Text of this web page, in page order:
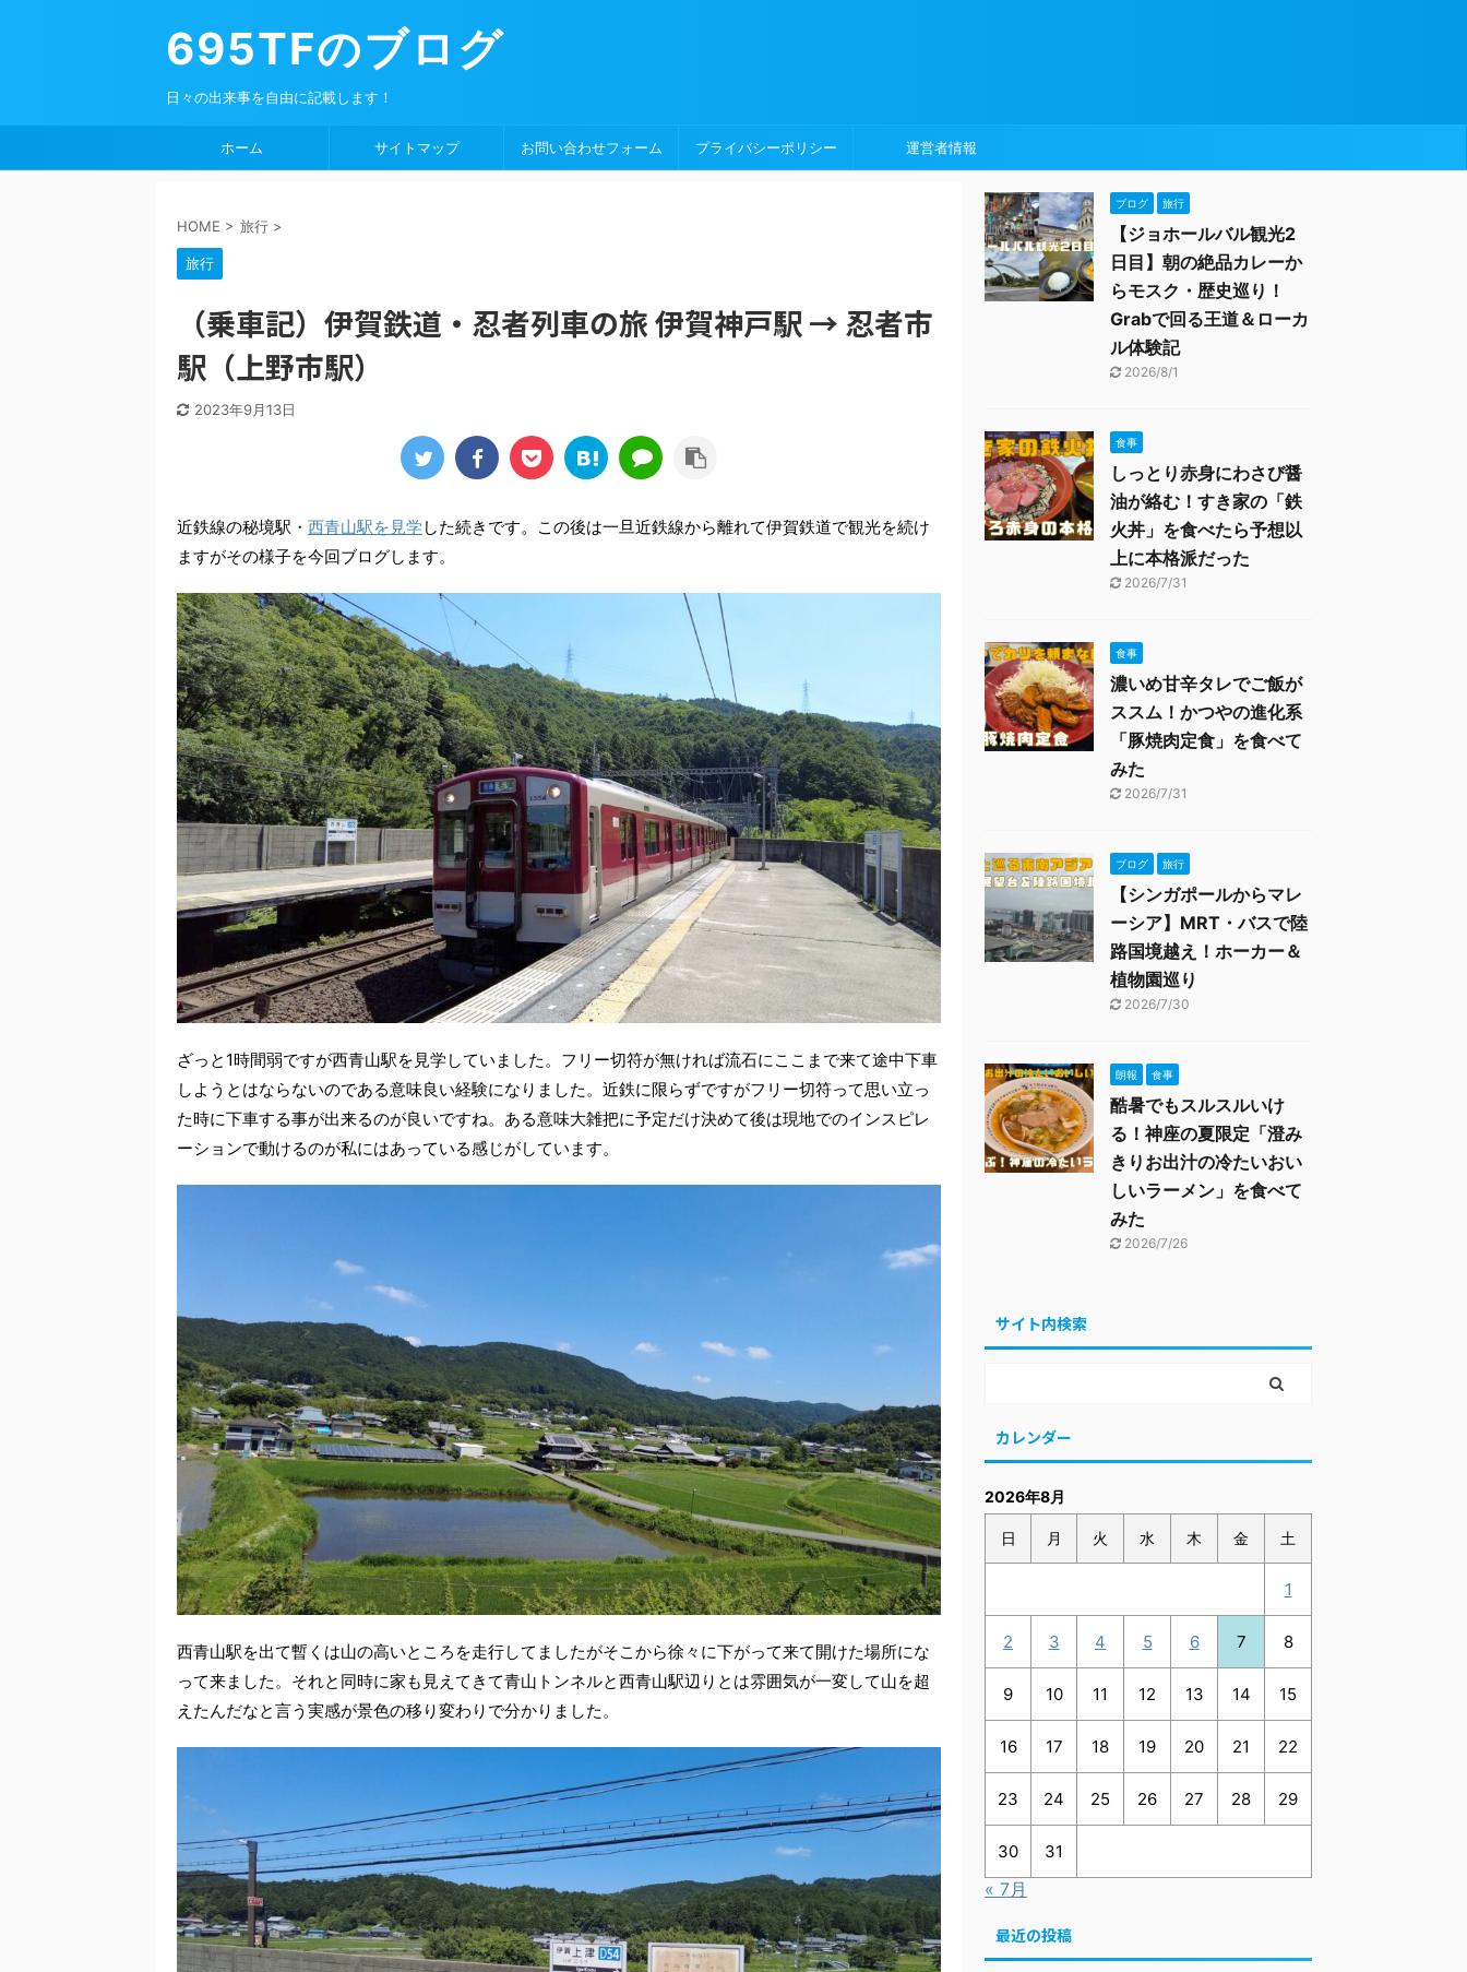
695TFのブログ
日々の出来事を自由に記載します！
ホーム サイトマップ お問い合わせフォーム プライバシーポリシー 運営者情報
HOME > 旅行 >
旅行
（乗車記）伊賀鉄道・忍者列車の旅 伊賀神戸駅 → 忍者市
駅（上野市駅）
2023年9月13日
近鉄線の秘境駅・ 西青山駅を見学 した続きです。この後は一旦近鉄線から離れて伊賀鉄道で観光を続け
ますがその様子を今回ブログします。
ざっと1時間弱ですが西青山駅を見学していました。フリー切符が無ければ流石にここまで来て途中下車
しようとはならないのである意味良い経験になりました。近鉄に限らずですがフリー切符って思い立っ
た時に下車する事が出来るのが良いですね。ある意味大雑把に予定だけ決めて後は現地でのインスピレ
ーションで動けるのが私にはあっている感じがしています。
西青山駅を出て暫くは山の高いところを走行してましたがそこから徐々に下がって来て開けた場所にな
って来ました。それと同時に家も見えてきて青山トンネルと西青山駅辺りとは雰囲気が一変して山を超
えたんだなと言う実感が景色の移り変わりで分かりました。
ブログ 旅行
【ジョホールバル観光2
日目】朝の絶品カレーか
らモスク・歴史巡り！
Grabで回る王道＆ローカ
ル体験記
2026/8/1
食事
しっとり赤身にわさび醤
油が絡む！すき家の「鉄
火丼」を食べたら予想以
上に本格派だった
2026/7/31
食事
濃いめ甘辛タレでご飯が
ススム！かつやの進化系
「豚焼肉定食」を食べて
みた
2026/7/31
ブログ 旅行
【シンガポールからマレ
ーシア】MRT・バスで陸
路国境越え！ホーカー＆
植物園巡り
2026/7/30
朗報 食事
酷暑でもスルスルいけ
る！神座の夏限定「澄み
きりお出汁の冷たいおい
しいラーメン」を食べて
みた
2026/7/26
サイト内検索
カレンダー
2026年8月
日 月 火 水 木 金 土
1
2 3 4 5 6 7 8
9 10 11 12 13 14 15
16 17 18 19 20 21 22
23 24 25 26 27 28 29
30 31
« 7月
最近の投稿